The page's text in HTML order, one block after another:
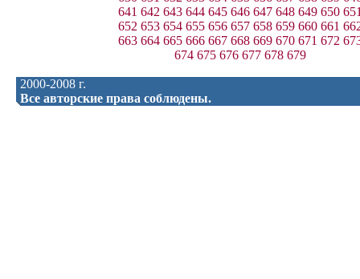
641 642 643 644 645 646 647 648 649 650
652 653 654 655 656 657 658 659 660 661
663 664 665 666 667 668 669 670 671 672
674 675 676 677 678 679
2000-2008 г.
Все авторские права соблюдены.